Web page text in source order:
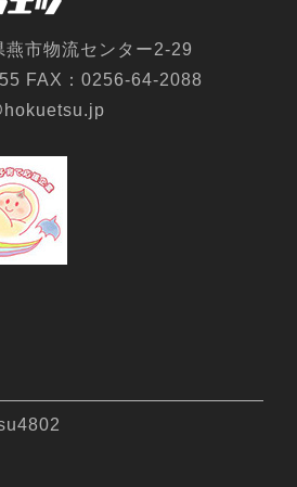
市物流センター2-29
FAX：0256-64-2088